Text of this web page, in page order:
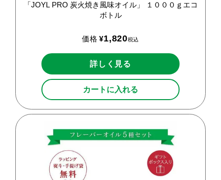
「JOYL PRO 炭火焼き風味オイル」
１０００ｇエコ
ボトル
価格 ¥1,820税込
詳しく見る
カートに入れる